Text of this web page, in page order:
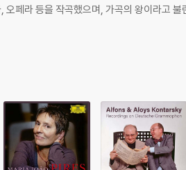
가합니다.
다.
청할 수 있으며, 동영상이 없는 경우 교환/
이트된 DVD/BD 전용 기기에서 재생하실
클리너 등 전용 제품을 이용하면 대부분 해
. 독립형 전용 플레이어 사용을 권장드리며,
곡했으며, 가곡의 왕이라고 불린다. 오스트리아